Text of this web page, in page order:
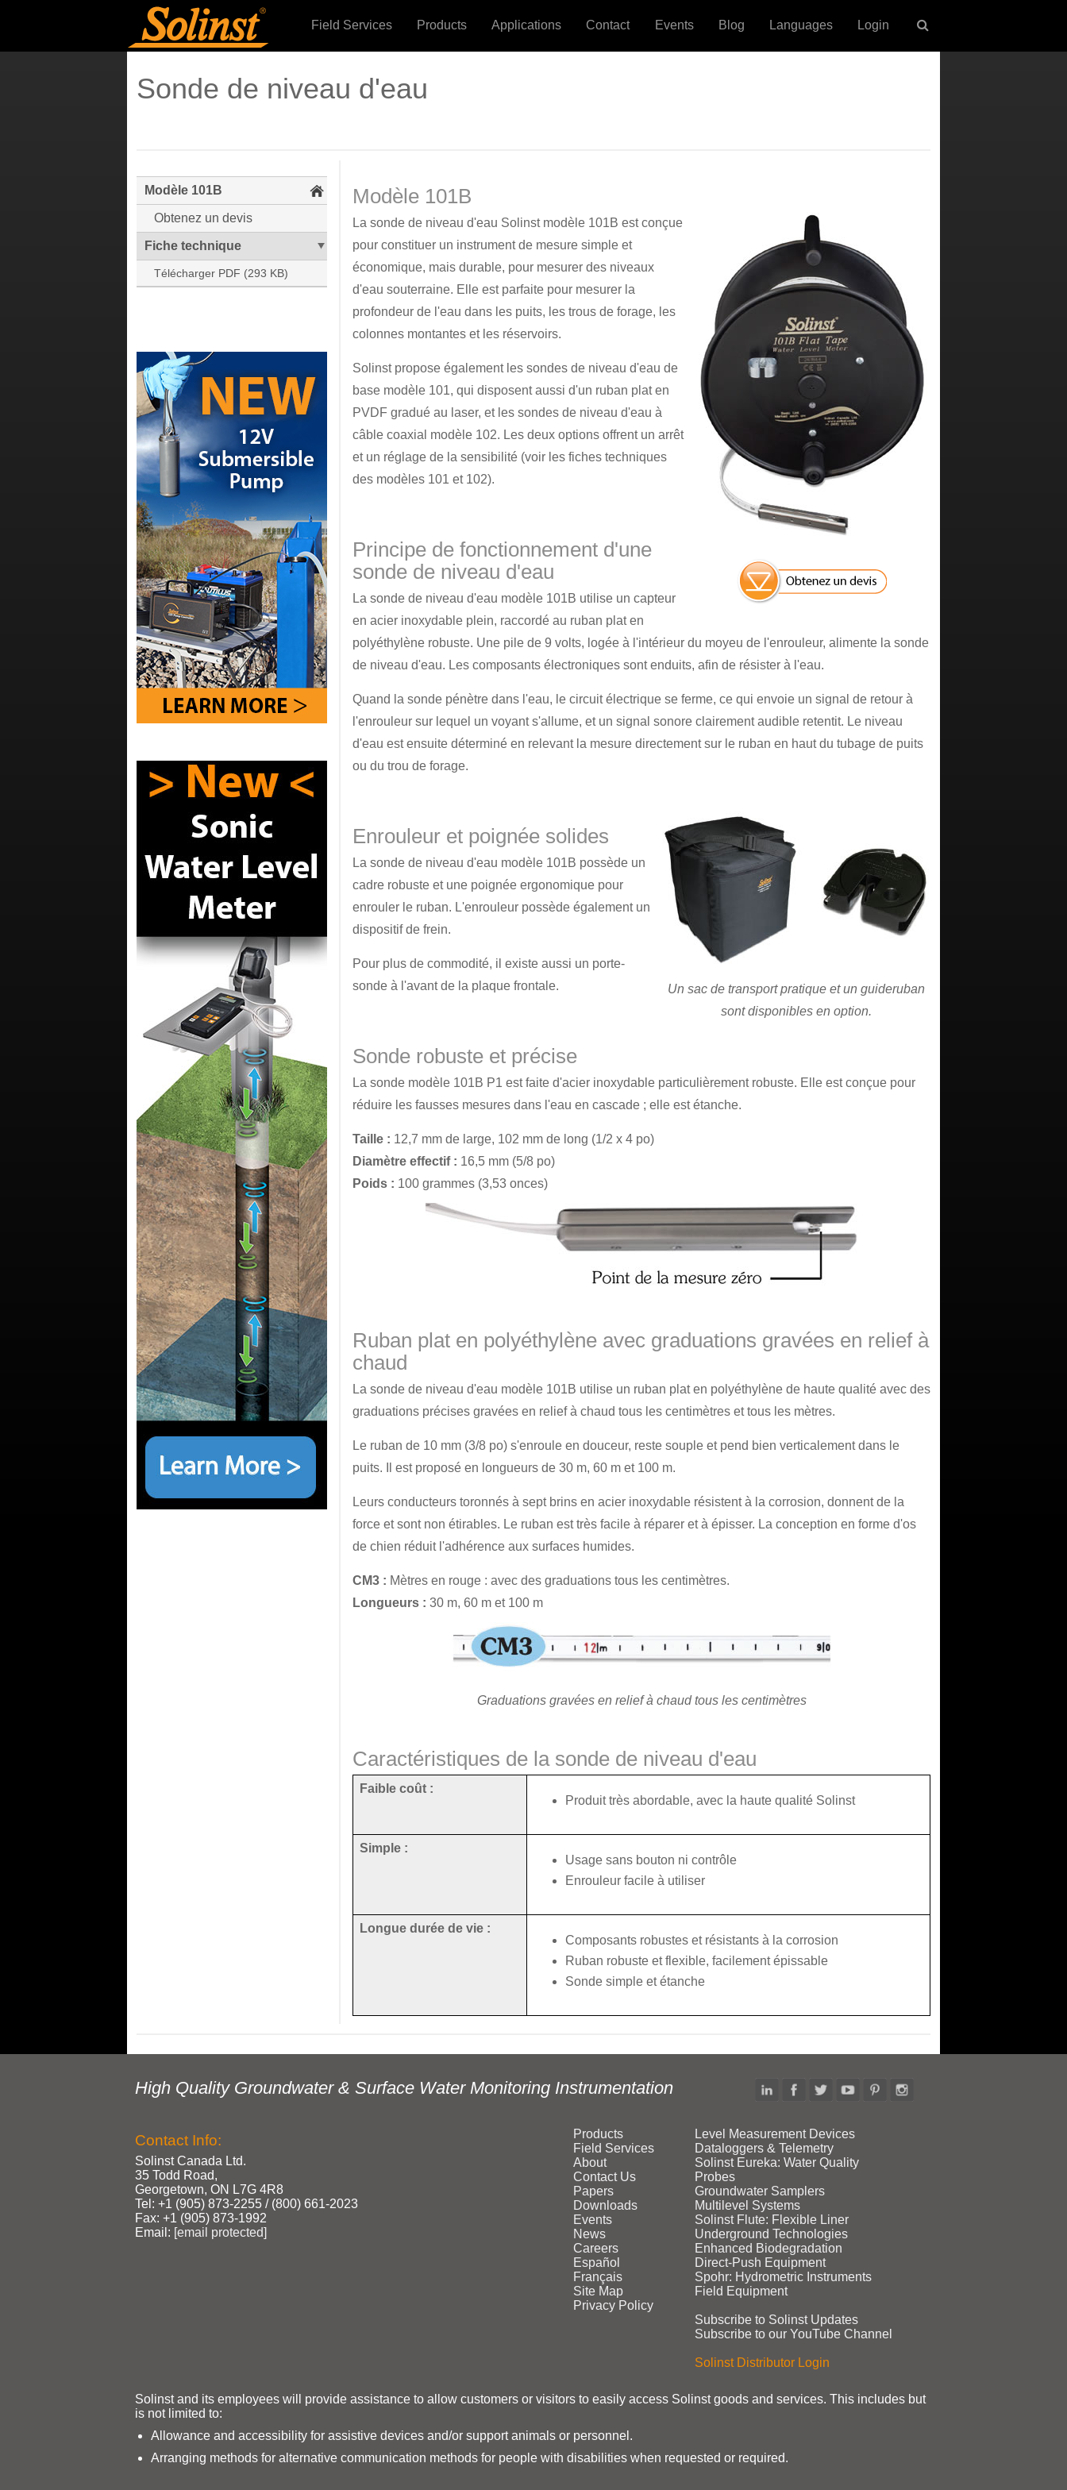
Field Services Products Applications Contact Events Blog Languages Login
Sonde de niveau d'eau
Modèle 101B
La sonde de niveau d'eau Solinst modèle 101B est conçue
pour constituer un instrument de mesure simple et
économique, mais durable, pour mesurer des niveaux
d'eau souterraine. Elle est parfaite pour mesurer la
profondeur de l'eau dans les puits, les trous de forage, les
colonnes montantes et les réservoirs.
Solinst propose également les sondes de niveau d'eau de
base modèle 101, qui disposent aussi d'un ruban plat en
PVDF gradué au laser, et les sondes de niveau d'eau à
câble coaxial modèle 102. Les deux options offrent un arrêt
et un réglage de la sensibilité (voir les fiches techniques
des modèles 101 et 102).
Principe de fonctionnement d'une
sonde de niveau d'eau
La sonde de niveau d'eau modèle 101B utilise un capteur
en acier inoxydable plein, raccordé au ruban plat en
polyéthylène robuste. Une pile de 9 volts, logée à l'intérieur du moyeu de l'enrouleur, alimente la sonde
de niveau d'eau. Les composants électroniques sont enduits, afin de résister à l'eau.
Quand la sonde pénètre dans l'eau, le circuit électrique se ferme, ce qui envoie un signal de retour à
l'enrouleur sur lequel un voyant s'allume, et un signal sonore clairement audible retentit. Le niveau
d'eau est ensuite déterminé en relevant la mesure directement sur le ruban en haut du tubage de puits
ou du trou de forage.
Un sac de transport pratique et un guideruban
sont disponibles en option.
Enrouleur et poignée solides
La sonde de niveau d'eau modèle 101B possède un
cadre robuste et une poignée ergonomique pour
enrouler le ruban. L'enrouleur possède également un
dispositif de frein.
Pour plus de commodité, il existe aussi un porte-
sonde à l'avant de la plaque frontale.
Sonde robuste et précise
La sonde modèle 101B P1 est faite d'acier inoxydable particulièrement robuste. Elle est conçue pour
réduire les fausses mesures dans l'eau en cascade ; elle est étanche.
Taille : 12,7 mm de large, 102 mm de long (1/2 x 4 po)
Diamètre effectif : 16,5 mm (5/8 po)
Poids : 100 grammes (3,53 onces)
Ruban plat en polyéthylène avec graduations gravées en relief à
chaud
La sonde de niveau d'eau modèle 101B utilise un ruban plat en polyéthylène de haute qualité avec des
graduations précises gravées en relief à chaud tous les centimètres et tous les mètres.
Le ruban de 10 mm (3/8 po) s'enroule en douceur, reste souple et pend bien verticalement dans le
puits. Il est proposé en longueurs de 30 m, 60 m et 100 m.
Leurs conducteurs toronnés à sept brins en acier inoxydable résistent à la corrosion, donnent de la
force et sont non étirables. Le ruban est très facile à réparer et à épisser. La conception en forme d'os
de chien réduit l'adhérence aux surfaces humides.
CM3 : Mètres en rouge : avec des graduations tous les centimètres.
Longueurs : 30 m, 60 m et 100 m
Graduations gravées en relief à chaud tous les centimètres
Caractéristiques de la sonde de niveau d'eau
Faible coût :
Produit très abordable, avec la haute qualité Solinst
Simple :
Usage sans bouton ni contrôle
Enrouleur facile à utiliser
Longue durée de vie :
Composants robustes et résistants à la corrosion
Ruban robuste et flexible, facilement épissable
Sonde simple et étanche
Modèle 101B
Obtenez un devis
Fiche technique
Télécharger PDF (293 KB)
High Quality Groundwater & Surface Water Monitoring Instrumentation
Contact Info:
Solinst Canada Ltd.
35 Todd Road,
Georgetown, ON L7G 4R8
Tel: +1 (905) 873‑2255 / (800) 661‑2023
Fax: +1 (905) 873‑1992
Email: [email protected]
Products
Field Services
About
Contact Us
Papers
Downloads
Events
News
Careers
Español
Français
Site Map
Privacy Policy
Level Measurement Devices
Dataloggers & Telemetry
Solinst Eureka: Water Quality
Probes
Groundwater Samplers
Multilevel Systems
Solinst Flute: Flexible Liner
Underground Technologies
Enhanced Biodegradation
Direct‑Push Equipment
Spohr: Hydrometric Instruments
Field Equipment
Subscribe to Solinst Updates
Subscribe to our YouTube Channel
Solinst Distributor Login
Solinst and its employees will provide assistance to allow customers or visitors to easily access Solinst goods and services. This includes but
is not limited to:
Allowance and accessibility for assistive devices and/or support animals or personnel.
Arranging methods for alternative communication methods for people with disabilities when requested or required.